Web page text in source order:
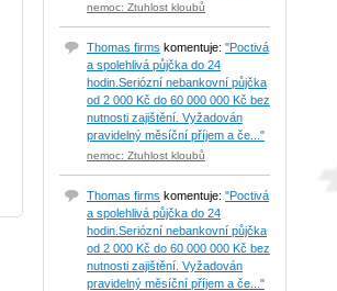
nemoc: Ztuhlost kloubů
Thomas firms komentuje: "Poctivá
a spolehlivá půjčka do 24
hodin.Seriózní nebankovní půjčka
od 2 000 Kč do 60 000 000 Kč bez
nutnosti zajištění. Vyžadován
pravidelný měsíční příjem a če..."
nemoc: Ztuhlost kloubů
Thomas firms komentuje: "Poctivá
a spolehlivá půjčka do 24
hodin.Seriózní nebankovní půjčka
od 2 000 Kč do 60 000 000 Kč bez
nutnosti zajištění. Vyžadován
pravidelný měsíční příjem a če..."